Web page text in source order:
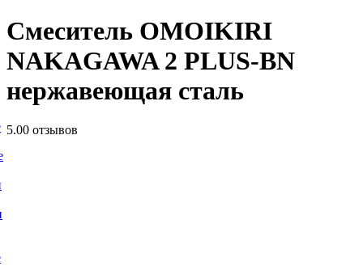
Смеситель OMOIKIRI
NAKAGAWA 2 PLUS-BN
нержавеющая сталь
5.00 отзывов